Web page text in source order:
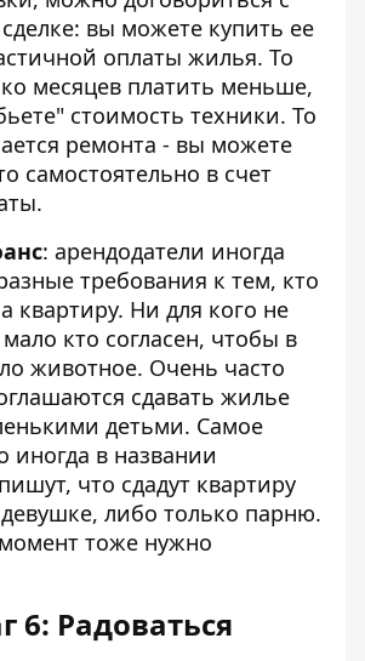
вы можете купить ее
оплаты жилья. То
месяцев платить меньше,
стоимость техники. То
ремонта - вы можете
самостоятельно в счет
: арендодатели иногда
требования к тем, кто
квартиру. Ни для кого не
кто согласен, чтобы в
животное. Очень часто
сдавать жилье
детьми. Самое
иногда в названии
что сдадут квартиру
либо только парню.
тоже нужно
6: Радоваться